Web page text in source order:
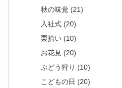
秋の味覚 (21)
入社式 (20)
栗拾い (10)
お花見 (20)
ぶどう狩り (10)
こどもの日 (20)